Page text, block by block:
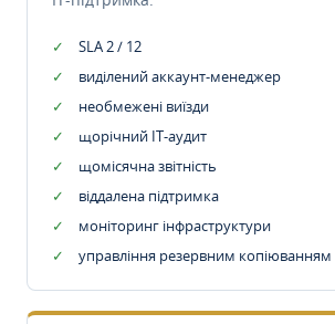
SLA 2 / 12
виділений аккаунт-менеджер
необмежені виїзди
щорічний IT-аудит
щомісячна звітність
віддалена підтримка
моніторинг інфраструктури
управління резервним копіюванням